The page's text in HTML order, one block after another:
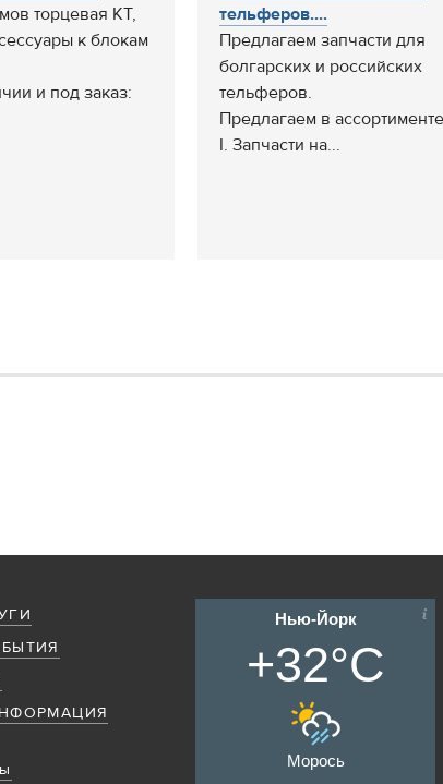
торцевая КТ,
к блокам
и под заказ:
тельферов....
Предлагаем запчасти для
болгарских и российских
тельферов.
Предлагаем в
I. Запчасти на...
Нью-Йорк
+32°C
Морось